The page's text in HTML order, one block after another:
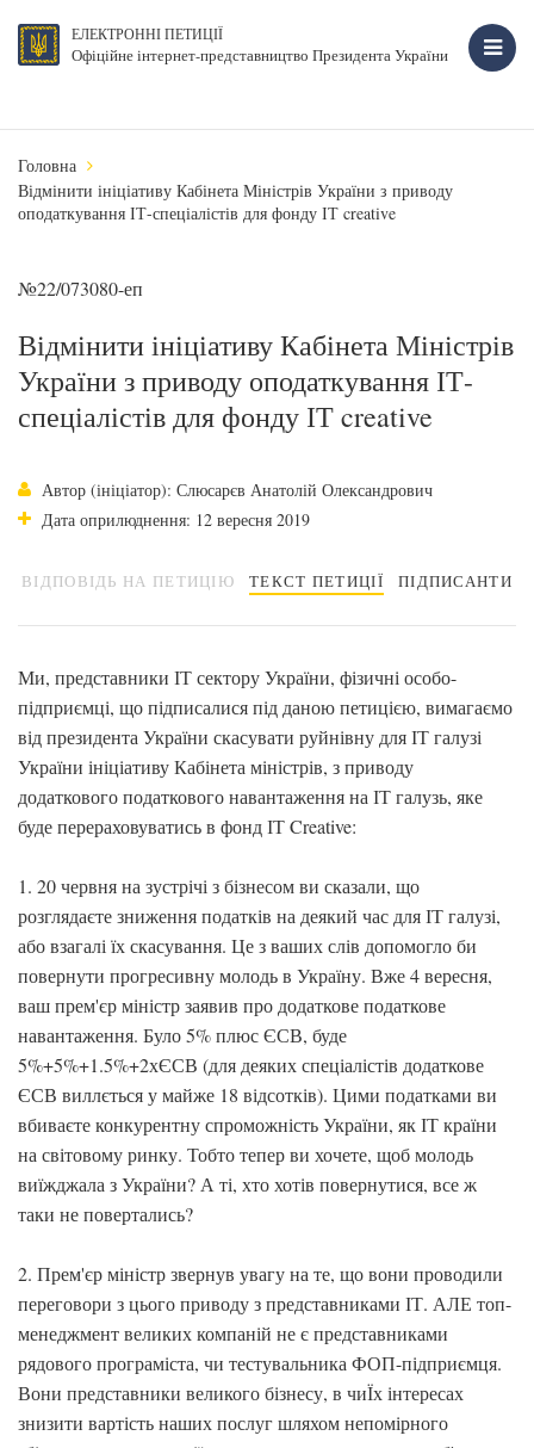
ЕЛЕКТРОННІ ПЕТИЦІЇ
Офіційне інтернет-представництво Президента України
Головна
Відмінити ініціативу Кабінета Міністрів України з приводу
оподаткування ІТ-спеціалістів для фонду ІТ creative
№22/073080-еп
Відмінити ініціативу Кабінета Міністрів
України з приводу оподаткування ІТ-
спеціалістів для фонду ІТ creative
Автор (ініціатор): Слюсарєв Анатолій Олександрович
Дата оприлюднення: 12 вересня 2019
ВІДПОВІДЬ НА ПЕТИЦІЮ ТЕКСТ ПЕТИЦІЇ ПІДПИСАНТИ
Ми, представники ІТ сектору України, фізичні особо-
підприємці, що підписалися під даною петицією, вимагаємо
від президента України скасувати руйнівну для ІТ галузі
України ініціативу Кабінета міністрів, з приводу
додаткового податкового навантаження на ІТ галузь, яке
буде перераховуватись в фонд ІТ Creative:
1. 20 червня на зустрічі з бізнесом ви сказали, що
розглядаєте зниження податків на деякий час для ІТ галузі,
або взагалі їх скасування. Це з ваших слів допомогло би
повернути прогресивну молодь в Україну. Вже 4 вересня,
ваш прем'єр міністр заявив про додаткове податкове
навантаження. Було 5% плюс ЄСВ, буде
5%+5%+1.5%+2хЄСВ (для деяких спеціалістів додаткове
ЄСВ виллється у майже 18 відсотків). Цими податками ви
вбиваєте конкурентну спроможність України, як ІТ країни
на світовому ринку. Тобто тепер ви хочете, щоб молодь
виїжджала з України? А ті, хто хотів повернутися, все ж
таки не повертались?
2. Прем'єр міністр звернув увагу на те, що вони проводили
переговори з цього приводу з представниками ІТ. АЛЕ топ-
менеджмент великих компаній не є представниками
рядового програміста, чи тестувальника ФОП-підприємця.
Вони представники великого бізнесу, в чиЇх інтересах
знизити вартість наших послуг шляхом непомірного